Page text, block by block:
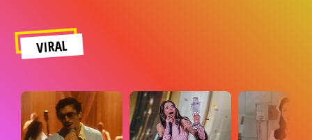
VIRAL